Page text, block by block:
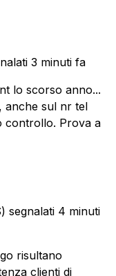
3 minuti fa
lo scorso anno...
anche sul nr tel
controllo. Prova a
segnalati 4 minuti
risultano
clienti di